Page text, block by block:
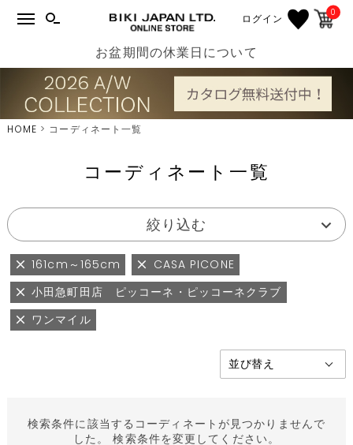
ログイン 0
お盆期間の休業日について
HOME コーディネート一覧
コーディネート一覧
絞り込む
161cm～165cm
CASA PICONE
小田急町田店 ピッコーネ・ピッコーネクラブ
ワンマイル
検索条件に該当するコーディネートが見つかりませんで
した。 検索条件を変更してください。